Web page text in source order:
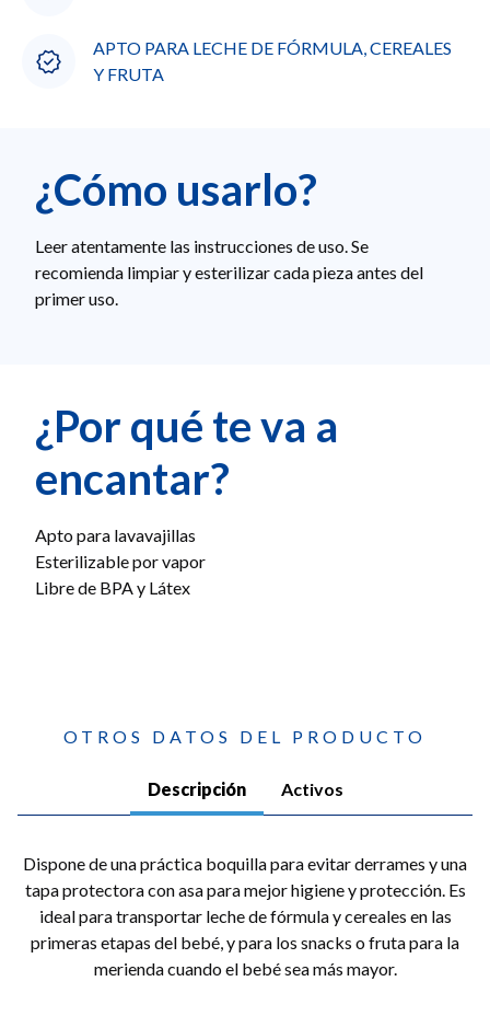
APTO PARA LECHE DE FÓRMULA, CEREALES
Y FRUTA
¿Cómo usarlo?
Leer atentamente las instrucciones de uso. Se
recomienda limpiar y esterilizar cada pieza antes del
primer uso.
¿Por qué te va a
encantar?
Apto para lavavajillas
Esterilizable por vapor
Libre de BPA y Látex
OTROS DATOS DEL PRODUCTO
Descripción Activos
Dispone de una práctica boquilla para evitar derrames y una
tapa protectora con asa para mejor higiene y protección. Es
ideal para transportar leche de fórmula y cereales en las
primeras etapas del bebé, y para los snacks o fruta para la
merienda cuando el bebé sea más mayor.